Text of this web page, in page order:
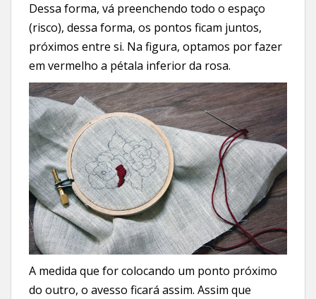
Dessa forma, vá preenchendo todo o espaço
(risco), dessa forma, os pontos ficam juntos,
próximos entre si. Na figura, optamos por fazer
em vermelho a pétala inferior da rosa.
A medida que for colocando um ponto próximo
do outro, o avesso ficará assim. Assim que